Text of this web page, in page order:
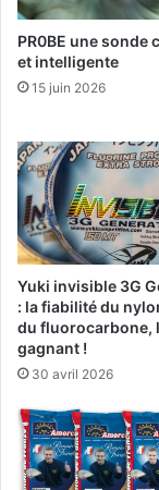
a
m
D
a
a
M
a
t
c
h
P
e
l
l
e
t
W
a
g
r
o
w
n
g
PR0BE une sonde
et intelligente
15 juin 2026
Yuki invisible 3G
: la fiabilité du
du fluorocarbone,
gagnant !
30 avril 2026